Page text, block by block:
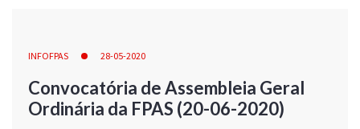
INFOFPAS 28-05-2020
Convocatória de Assembleia Geral
Ordinária da FPAS (20-06-2020)